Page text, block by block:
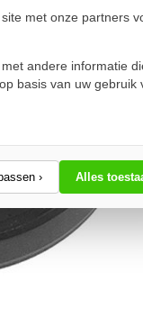
met onze partners
andere informatie
basis van uw gebruik
› Alles